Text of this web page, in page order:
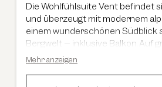
Die Wohlfühlsuite Vent befindet
und überzeugt mit modernem
einem wunderschönen Südblick
Bergwelt – inklusive Balkon. Auf
bietet die Suite einen getrennten
Mehr anzeigen